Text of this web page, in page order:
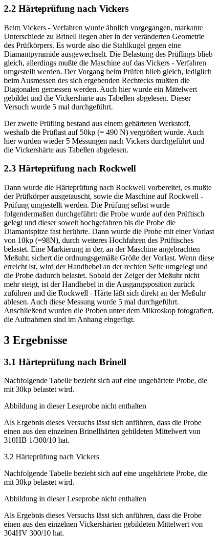
2.2 Härteprüfung nach Vickers
Beim Vickers - Verfahren wurde ähnlich vorgegangen, markante
Unterschiede zu Brinell liegen aber in der veränderten Geometrie
des Prüfkörpers. Es wurde also die Stahlkugel gegen eine
Diamantpyramide ausgewechselt. Die Belastung des Prüflings blieb
gleich, allerdings mußte die Maschine auf das Vickers - Verfahren
umgestellt werden. Der Vorgang beim Prüfen blieb gleich, lediglich
beim Ausmessen des sich ergebenden Rechtecks mußten die
Diagonalen gemessen werden. Auch hier wurde ein Mittelwert
gebildet und die Vickershärte aus Tabellen abgelesen. Dieser
Versuch wurde 5 mal durchgeführt.
Der zweite Prüfling bestand aus einem gehärteten Werkstoff,
weshalb die Prüflast auf 50kp (= 490 N) vergrößert wurde. Auch
hier wurden wieder 5 Messungen nach Vickers durchgeführt und
die Vickershärte aus Tabellen abgelesen.
2.3 Härteprüfung nach Rockwell
Dann wurde die Härteprüfung nach Rockwell vorbereitet, es mußte
der Prüfkörper ausgetauscht, sowie die Maschine auf Rockwell -
Prüfung umgestellt werden. Die Prüfung selbst wurde
folgendermaßen durchgeführt: die Probe wurde auf den Prüftisch
gelegt und dieser soweit hochgefahren bis die Probe die
Diamantspitze fast berührte. Dann wurde die Probe mit einer Vorlast
von 10kp (=98N), durch weiteres Hochfahren des Prüftisches
belastet. Eine Markierung in der, an der Maschine angebrachten
Meßuhr, sichert die ordnungsgemäße Größe der Vorlast. Wenn diese
erreicht ist, wird der Handhebel an der rechten Seite umgelegt und
die Probe dadurch belastet. Sobald der Zeiger der Meßuhr nicht
mehr steigt, ist der Handhebel in die Ausgangsposition zurück
zuführen und die Rockwell - Härte läßt sich direkt an der Meßuhr
ablesen. Auch diese Messung wurde 5 mal durchgeführt.
Anschließend wurden die Proben unter dem Mikroskop fotografiert,
die Aufnahmen sind im Anhang eingefügt.
3 Ergebnisse
3.1 Härteprüfung nach Brinell
Nachfolgende Tabelle bezieht sich auf eine ungehärtete Probe, die
mit 30kp belastet wird.
Abbildung in dieser Leseprobe nicht enthalten
Als Ergebnis dieses Versuchs lässt sich anführen, dass die Probe
einen aus den einzelnen Brinellhärten gebildeten Mittelwert von
310HB 1/300/10 hat.
3.2 Härteprüfung nach Vickers
Nachfolgende Tabelle bezieht sich auf eine ungehärtete Probe, die
mit 30kp belastet wird.
Abbildung in dieser Leseprobe nicht enthalten
Als Ergebnis dieses Versuchs lässt sich anführen, dass die Probe
einen aus den einzelnen Vickershärten gebildeten Mittelwert von
304HV 300/10 hat.